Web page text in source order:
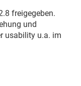
freigegeben.
und
usability u.a. im